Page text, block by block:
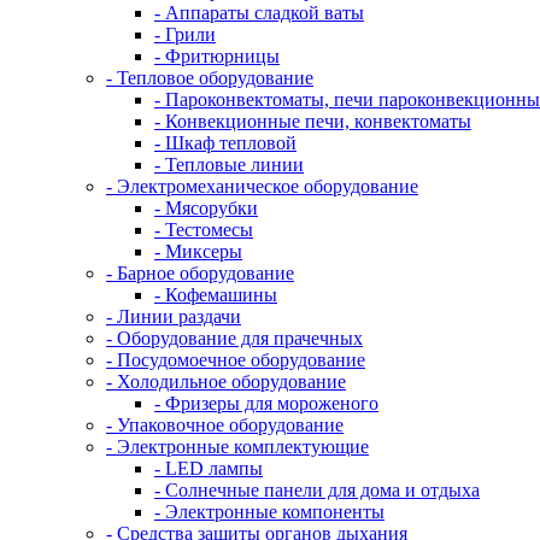
- Аппараты сладкой ваты
- Грили
- Фритюрницы
- Тепловое оборудование
- Пароконвектоматы, печи
- Конвекционные печи, конвектоматы
- Шкаф тепловой
- Тепловые линии
- Электромеханическое оборудование
- Мясорубки
- Тестомесы
- Миксеры
- Барное оборудование
- Кофемашины
- Линии раздачи
- Оборудование для прачечных
- Посудомоечное оборудование
- Холодильное оборудование
- Фризеры для мороженого
- Упаковочное оборудование
- Электронные комплектующие
- LED лампы
- Солнечные панели для дома и отдыха
- Электронные компоненты
- Средства защиты органов дыхания